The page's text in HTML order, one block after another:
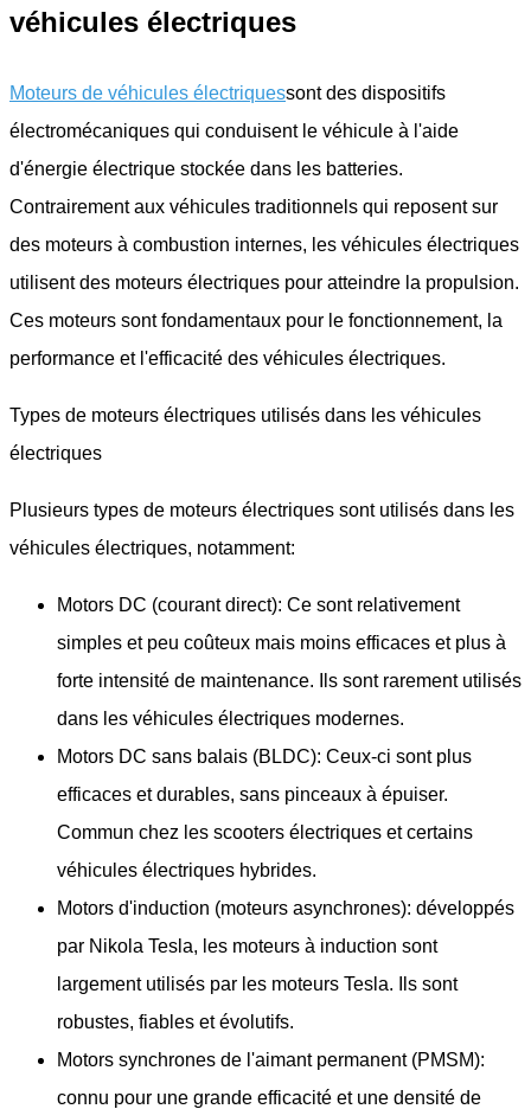
véhicules électriques
Moteurs de véhicules électriquessont des dispositifs
électromécaniques qui conduisent le véhicule à l'aide
d'énergie électrique stockée dans les batteries.
Contrairement aux véhicules traditionnels qui reposent sur
des moteurs à combustion internes, les véhicules électriques
utilisent des moteurs électriques pour atteindre la propulsion.
Ces moteurs sont fondamentaux pour le fonctionnement, la
performance et l'efficacité des véhicules électriques.
Types de moteurs électriques utilisés dans les véhicules
électriques
Plusieurs types de moteurs électriques sont utilisés dans les
véhicules électriques, notamment:
Motors DC (courant direct): Ce sont relativement
simples et peu coûteux mais moins efficaces et plus à
forte intensité de maintenance. Ils sont rarement utilisés
dans les véhicules électriques modernes.
Motors DC sans balais (BLDC): Ceux-ci sont plus
efficaces et durables, sans pinceaux à épuiser.
Commun chez les scooters électriques et certains
véhicules électriques hybrides.
Motors d'induction (moteurs asynchrones): développés
par Nikola Tesla, les moteurs à induction sont
largement utilisés par les moteurs Tesla. Ils sont
robustes, fiables et évolutifs.
Motors synchrones de l'aimant permanent (PMSM):
connu pour une grande efficacité et une densité de